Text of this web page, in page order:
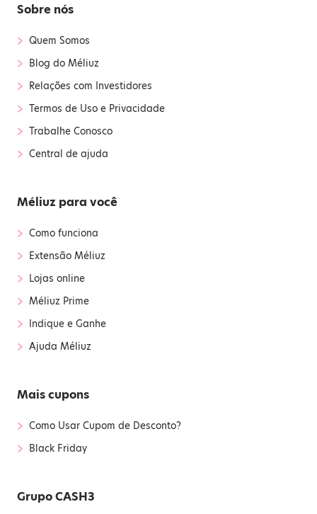
Sobre nós
› Quem Somos
› Blog do Méliuz
› Relações com Investidores
› Termos de Uso e Privacidade
› Trabalhe Conosco
› Central de ajuda
Méliuz para você
› Como funciona
› Extensão Méliuz
› Lojas online
› Méliuz Prime
› Indique e Ganhe
› Ajuda Méliuz
Mais cupons
› Como Usar Cupom de Desconto?
› Black Friday
Grupo CASH3